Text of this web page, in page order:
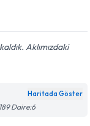
Aklımızdaki
Haritada Göster
Daire:6